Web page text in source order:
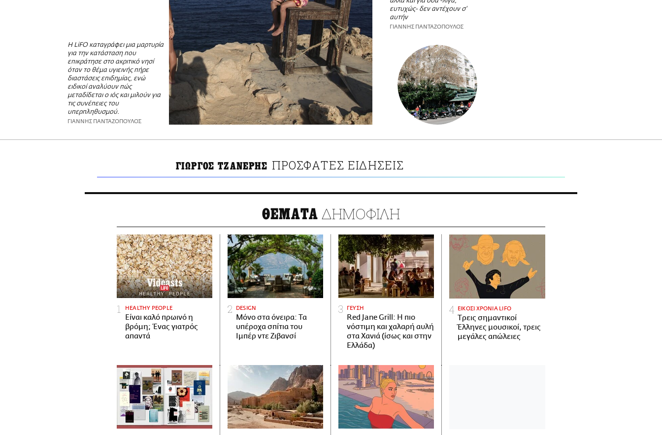
Η LiFO καταγράφει μια μαρτυρία
για την κατάσταση που
επικράτησε στο ακριτικό νησί
όταν το θέμα υγιεινής πήρε
διαστάσεις επιδημίας, ενώ
ειδικοί αναλύουν πώς
μεταδίδεται ο ιός και μιλούν για
τις συνέπειες του
υπερπληθυσμού.
ΓΙΑΝΝΗΣ ΠΑΝΤΑΖΟΠΟΥΛΟΣ
ευτυχώς- δεν αντέχουν σ'
αυτήν
ΓΙΑΝΝΗΣ ΠΑΝΤΑΖΟΠΟΥΛΟΣ
ΓΙΩΡΓΟΣ ΤΖΑΝΕΡΗΣ ΠΡΟΣΦΑΤΕΣ ΕΙΔΗΣΕΙΣ
ΘΕΜΑΤΑ ΔΗΜΟΦΙΛΗ
HEALTHY PEOPLE
Είναι καλό πρωινό η
βρόμη; Ένας γιατρός
απαντά
DESIGN
Μόνο στα όνειρα: Τα
υπέροχα σπίτια του
Ιμπέρ ντε Ζιβανσί
ΓΕΥΣΗ
Red Jane Grill: Η πιο
νόστιμη και χαλαρή αυλή
στα Χανιά (ίσως και στην
Ελλάδα)
ΕΙΚΟΣΙ ΧΡΟΝΙΑ LIFO
Tρεις σημαντικοί
Έλληνες μουσικοί, τρεις
μεγάλες απώλειες